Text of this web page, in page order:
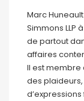
Marc
Simmons LLP
de partout
affaires
Il est membre
des plaideurs,